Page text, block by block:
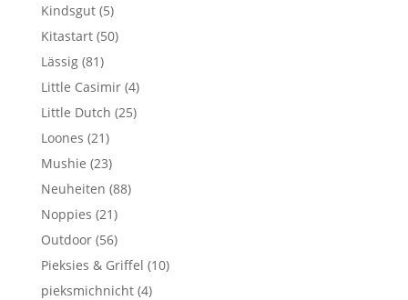
Kindsgut (5)
Kitastart (50)
Lässig (81)
Little Casimir (4)
Little Dutch (25)
Loones (21)
Mushie (23)
Neuheiten (88)
Noppies (21)
Outdoor (56)
Pieksies & Griffel (10)
pieksmichnicht (4)